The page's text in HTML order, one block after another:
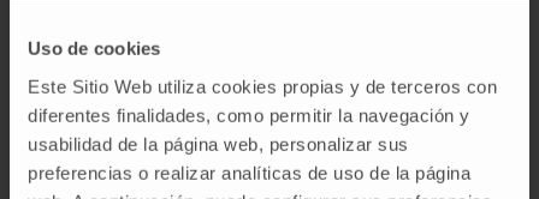
Uso de cookies
Este Sitio Web utiliza cookies propias y de terceros con
diferentes finalidades, como permitir la navegación y
usabilidad de la página web, personalizar sus
preferencias o realizar analíticas de uso de la página
evidentes. La
mecanismo con un fin terapéutico: al dejar que
el paciente hable sin filtros, las cadenas
asociativas conducen hacia contenidos
reprimidos. El asociacionismo es la teoría